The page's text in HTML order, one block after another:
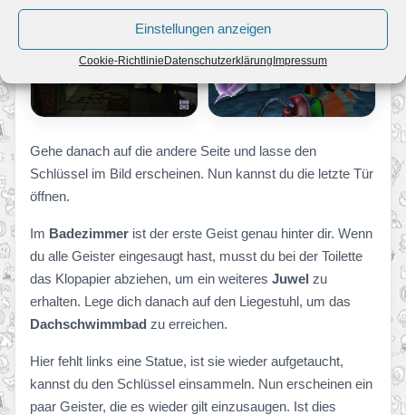
Einstellungen anzeigen
Cookie-RichtlinieDatenschutzerklärungImpressum
Gehe danach auf die andere Seite und lasse den
Schlüssel im Bild erscheinen. Nun kannst du die letzte Tür
öffnen.
Im Badezimmer ist der erste Geist genau hinter dir. Wenn
du alle Geister eingesaugt hast, musst du bei der Toilette
das Klopapier abziehen, um ein weiteres Juwel zu
erhalten. Lege dich danach auf den Liegestuhl, um das
Dachschwimmbad zu erreichen.
Hier fehlt links eine Statue, ist sie wieder aufgetaucht,
kannst du den Schlüssel einsammeln. Nun erscheinen ein
paar Geister, die es wieder gilt einzusaugen. Ist dies